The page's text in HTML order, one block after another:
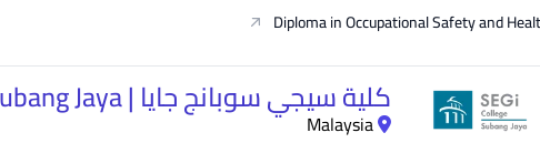
Diploma in Occupational Safety and
كلية سيجي سوبانج جايا | SEGI College Subang Jaya
Malaysia